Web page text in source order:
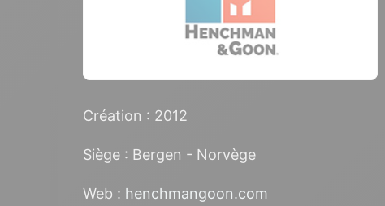
Création : 2012
Siège : Bergen - Norvège
Web : henchmangoon.com